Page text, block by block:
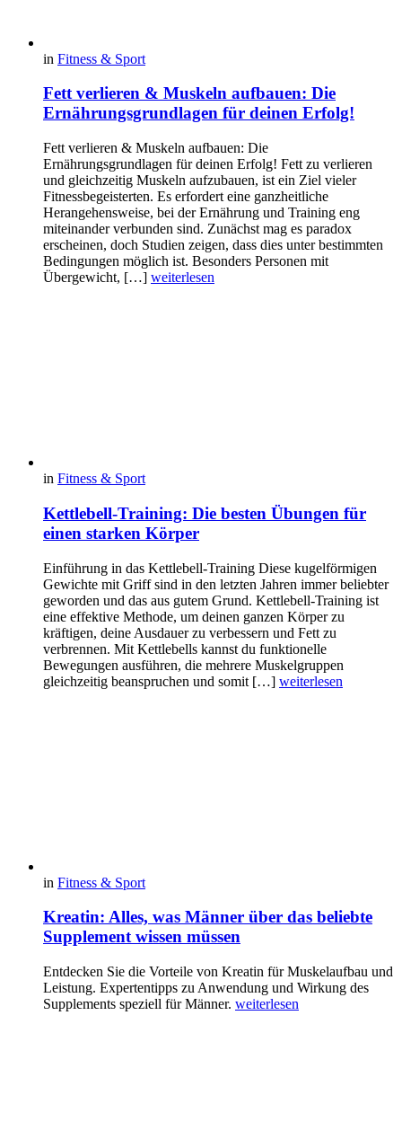
in Fitness & Sport
Fett verlieren & Muskeln aufbauen: Die
Ernährungsgrundlagen für deinen Erfolg!
Fett verlieren & Muskeln aufbauen: Die
Ernährungsgrundlagen für deinen Erfolg! Fett zu verlieren
und gleichzeitig Muskeln aufzubauen, ist ein Ziel vieler
Fitnessbegeisterten. Es erfordert eine ganzheitliche
Herangehensweise, bei der Ernährung und Training eng
miteinander verbunden sind. Zunächst mag es paradox
erscheinen, doch Studien zeigen, dass dies unter bestimmten
Bedingungen möglich ist. Besonders Personen mit
Übergewicht, […] weiterlesen
in Fitness & Sport
Kettlebell-Training: Die besten Übungen für
einen starken Körper
Einführung in das Kettlebell-Training Diese kugelförmigen
Gewichte mit Griff sind in den letzten Jahren immer beliebter
geworden und das aus gutem Grund. Kettlebell-Training ist
eine effektive Methode, um deinen ganzen Körper zu
kräftigen, deine Ausdauer zu verbessern und Fett zu
verbrennen. Mit Kettlebells kannst du funktionelle
Bewegungen ausführen, die mehrere Muskelgruppen
gleichzeitig beanspruchen und somit […] weiterlesen
in Fitness & Sport
Kreatin: Alles, was Männer über das beliebte
Supplement wissen müssen
Entdecken Sie die Vorteile von Kreatin für Muskelaufbau und
Leistung. Expertentipps zu Anwendung und Wirkung des
Supplements speziell für Männer. weiterlesen